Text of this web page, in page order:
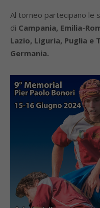
Al torneo partecipano le
di Campania, Emilia-
Lazio, Liguria, Puglia e
Germania.